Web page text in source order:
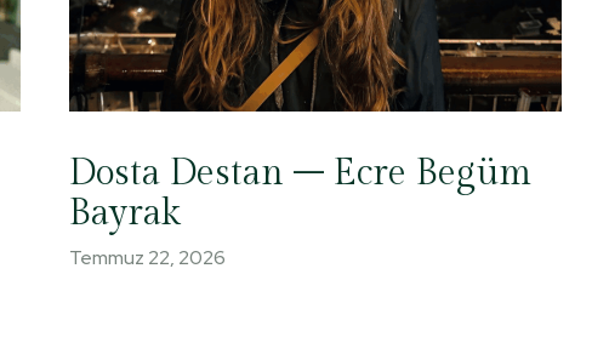
Dosta Destan – Ecre Begüm
Bayrak
Temmuz 22, 2026